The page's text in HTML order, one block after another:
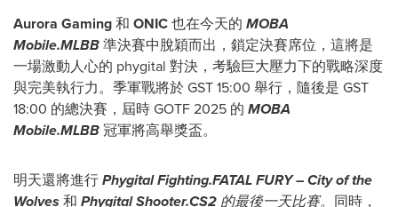
Aurora Gaming和 ONIC也在今天的 MOBA
Mobile.MLBB準決賽中脫穎而出，鎖定決賽席位，這將是
一場激動人心的 phygital 對決，考驗巨大壓力下的戰略深度
與完美執行力。季軍戰將於 GST 15:00 舉行，隨後是 GST
18:00 的總決賽，屆時 GOTF 2025 的 MOBA
Mobile.MLBB冠軍將高舉獎盃。
明天還將進行Phygital Fighting.FATAL FURY – City of the
Wolves 和 Phygital Shooter.CS2 的最後一天比賽。 同時，